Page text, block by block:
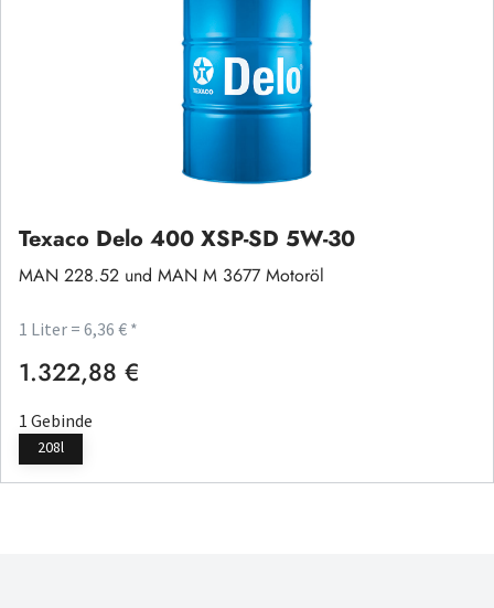
Texaco Delo 400 XSP-SD 5W-30
MAN 228.52 und MAN M 3677 Motoröl
1 Liter = 6,36 € *
Regulärer Preis:
1.322,88 €
1 Gebinde
208l